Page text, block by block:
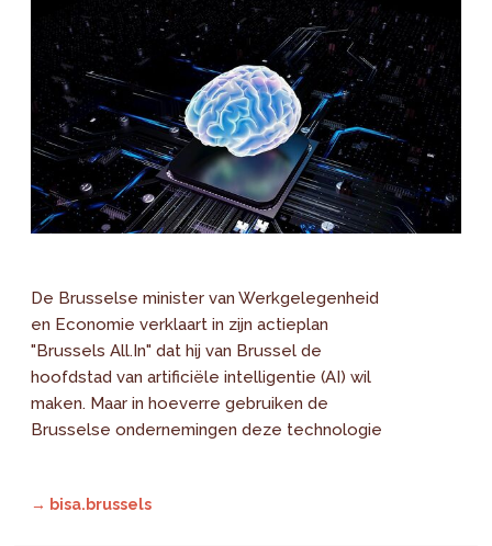
De Brusselse minister van Werkgelegenheid
en Economie verklaart in zijn actieplan
"Brussels All.In" dat hij van Brussel de
hoofdstad van artificiële intelligentie (AI) wil
maken. Maar in hoeverre gebruiken de
Brusselse ondernemingen deze technologie
→ bisa.brussels